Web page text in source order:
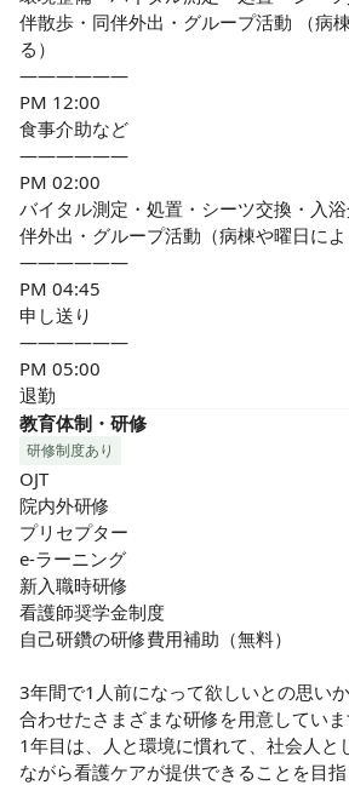
伴散歩・同伴外出・グループ活動 （病
る）
——————
PM 12:00
食事介助など
——————
PM 02:00
バイタル測定・処置・シーツ交換・入
伴外出・グループ活動（病棟や曜日によ
——————
PM 04:45
申し送り
——————
PM 05:00
退勤
教育体制・研修
研修制度あり
OJT
院内外研修
プリセプター
e-ラーニング
新入職時研修
看護師奨学金制度
自己研鑽の研修費用補助（無料）
3年間で1人前になって欲しいとの思い
合わせたさまざまな研修を用意していま
1年目は、人と環境に慣れて、社会人と
ながら看護ケアが提供できることを目指